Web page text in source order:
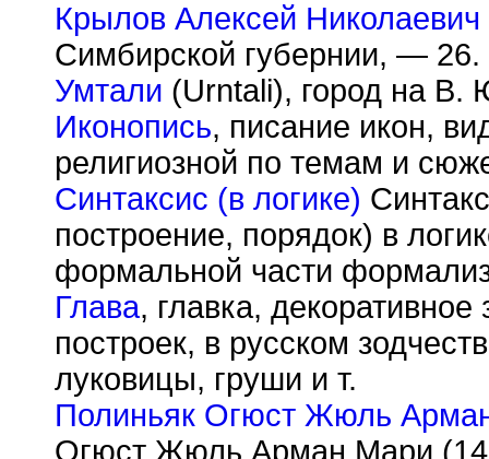
Крылов Алексей Николаевич
Симбирской губернии, — 26.
Умтали (Urntali), город на В.
Иконопись, писание икон,
религиозной по темам и
Синтаксис (в логике)
построение, порядок) в
формальной части
Глава, главка,
построек, в русском
луковицы, груши и т.
Полиньяк Огюст Жюль
Огюст Жюль Арман Мари